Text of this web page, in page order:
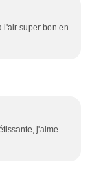
l'air super bon en
j'aime